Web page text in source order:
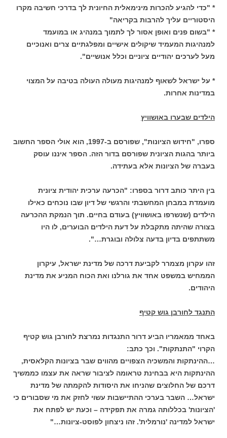
* "כדי להגיע להכרות מינימאלית החיונית לך בדרכי חשיבה מקרו
היסטוריים עליך להרבות בקריאה"
* "בשום פנים ואופן אסור לך לתמוך במנהיג או במועמד
למנהיגות המעמיד שיקולים אישיים ומפלגתיים צרים ואנוכיים
מעל לערכים יהודיים ציוניים וכלל אנושיים".
* על ישראל לשאוף למנהיגות מעולה העולה בטיבה על המצוי
במדינות אחרות.
הילדים שבערו באושוויץ
ספרו, "חידוש הציונות", שפורסם ב-1997, הוא אולי הספר החשוב
ביותר בהגות הציונית שפורסם בדור הזה. הספר איננו עוסק
בעברה של הציונות אלא בעתידה.
בין היתר כותב דרור בספרו: "הכרעה ערכית יהודית ציונית
מועמדת במבחן המחשבתי והרגשי של דיון שבו נוכחים כאילו
הילדים (שנשרפו באושוויץ) בעודם בחיים. תוך הנמקת ההכרעה
בצורה שהיתה מתקבלת על דעת הילדים הבוערים, לו היו
משתתפים בדיון בדעה צלולה ובוגרת…".
זהו עקרון מצמרר לקביעת דרכה של מדינת ישראל, עיקרון
הממחיש במשפט אחד את גורלנו ואת הכוח המניע את מדינת
היהודים.
התנגד לחורבן גוש קטיף
באחד ממאמריו הביע דרור התנגדות נמרצת לחורבן גוש קטיף
הקרוי "התנתקות". וכך כתב:
…ההינתקות והמשכיה הצפויים מהווים שבר בציונות הקלאסית,
ההינתקות היא בבחינת טראומה לציבור שראה את עצמו כממשיך
דרכם של החלוצים שהניחו את היסודות להקמתה של מדינת
ישראל… השבר בערכי ההתיישבות עשוי לחזק את מי שסבורים כי
'הציונות' בכללותה גמרה את תפקידה – וכעת יש לפתח את
ישראל למדינה 'נורמלית'. זהו ניצחון לפוסט-ציונות…"